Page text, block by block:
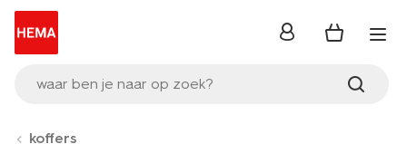
waar ben je naar op zoek?
inloggen
koffers